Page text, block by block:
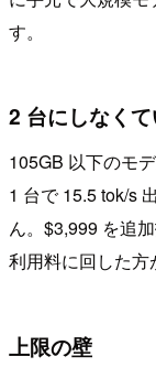
す。
2 台にしなく
105GB 以下のモ
1 台で 15.5 tok/s
ん。$3,999 を追
利用料に回した方
上限の壁